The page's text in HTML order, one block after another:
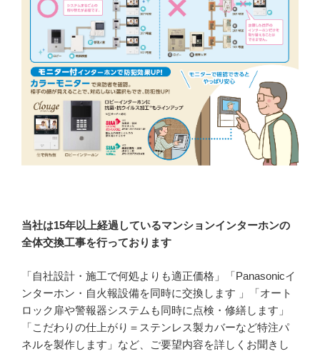
当社は15年以上経過しているマンションインターホンの
全体交換工事を行っております
「自社設計・施工で何処よりも適正価格」「Panasonicイ
ンターホン・自火報設備を同時に交換します 」「オート
ロック扉や警報器システムも同時に点検・修繕します」
「こだわりの仕上がり＝ステンレス製カバーなど特注パ
ネルを製作します」など、ご要望内容を詳しくお聞きし